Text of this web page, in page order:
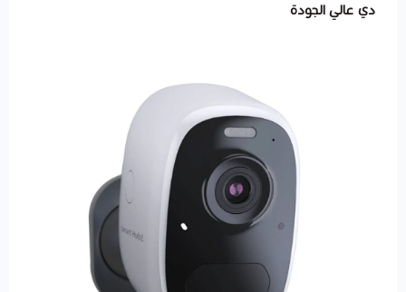
دي عالي الجودة